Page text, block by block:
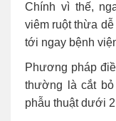
Chính vì thế,
viêm ruột thừa
tới ngay bệnh
Phương pháp
thường là cắt
phẫu thuật dưới